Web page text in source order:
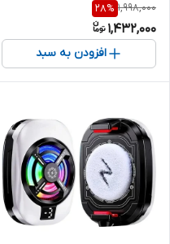
1,998,000
28%
1,432,000
افزودن به سبد